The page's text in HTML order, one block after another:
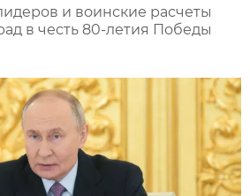
и воинские расчеты
в честь 80-летия Победы